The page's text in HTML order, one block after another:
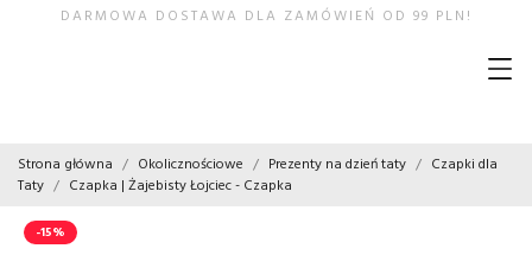
DARMOWA DOSTAWA DLA ZAMÓWIEŃ OD 99 PLN!
Strona główna Okolicznościowe Prezenty na dzień taty
Czapki dla
Taty
Czapka | Żajebisty Łojciec - Czapka
-15%